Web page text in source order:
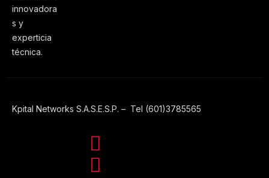
innovadora
s y
experticia
técnica.
Kpital Networks S.A.S.E.S.P. – Tel (601)3785565